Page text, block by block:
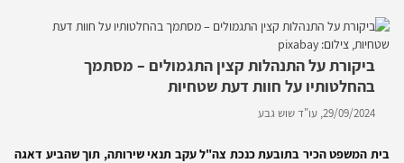
ביקורת על התנהלות קצין התגמולים – מסתמך
בהחלטותיו על חוות דעת שטחיות
29/09/2024, עו"ד שוש גבע
בית המשפט הכיר בתובעת כנכת צה"ל עקב תנאי שירותה, תוך שהביע דאגה